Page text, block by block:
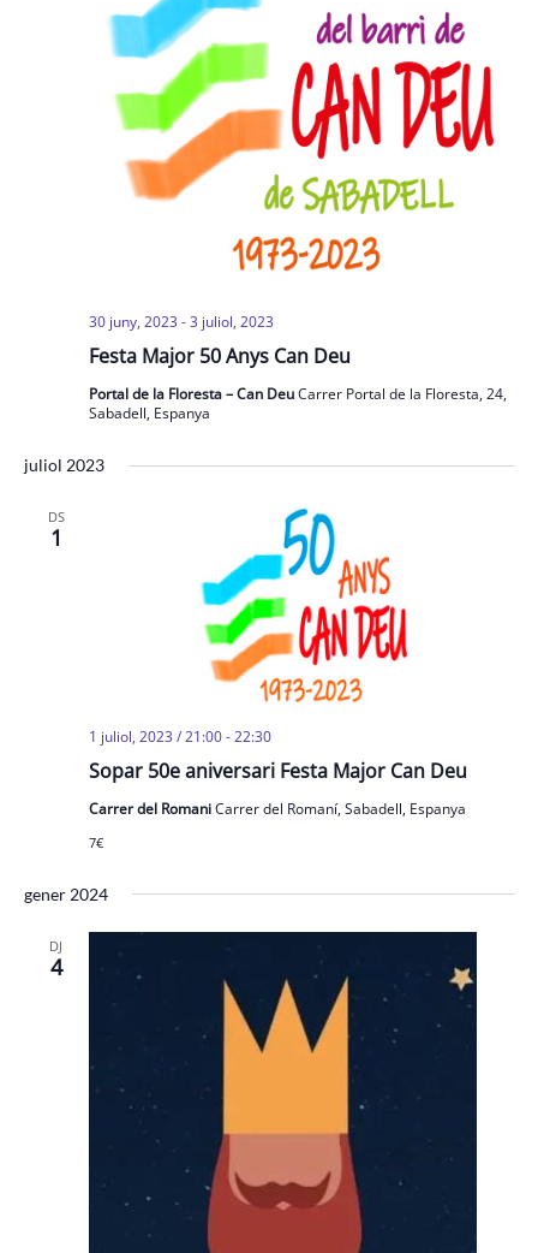
Festa Major 50 Anys Can Deu
30 juny, 2023 -3 juliol, 2023
Portal de la Floresta – Can DeuCarrer Portal de la Floresta, 24,
Sabadell, Espanya
juliol 2023
DS
1
Sopar 50e aniversari Festa Major Can Deu
1 juliol, 2023 / 21:00-22:30
Carrer del RomaniCarrer del Romaní, Sabadell, Espanya
7€
gener 2024
DJ
4